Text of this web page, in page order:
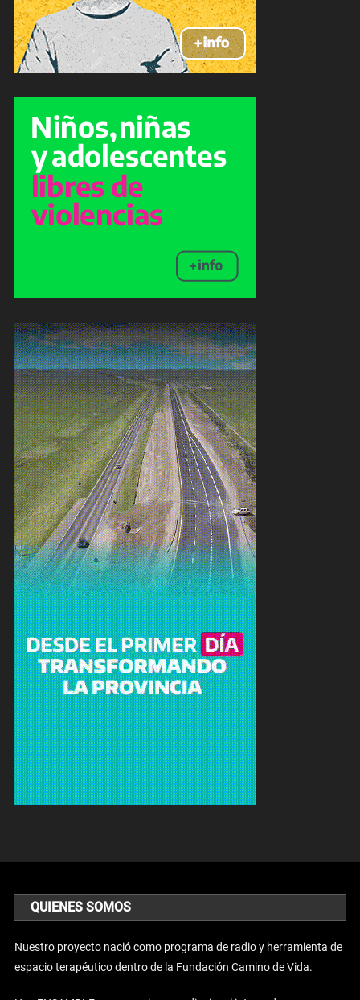
QUIENES SOMOS
Nuestro proyecto nació como programa de radio y herramienta de
espacio terapéutico dentro de la Fundación Camino de Vida.